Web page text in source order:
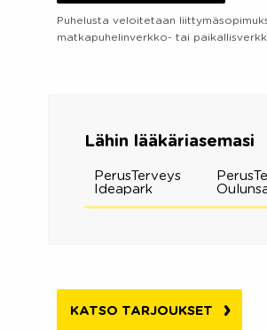
Puhelusta veloitetaan
matkapuhelinverkko- tai
Lähin lääkäriasemasi
PerusTerveys
Ideapark
KATSO TARJOUKSET